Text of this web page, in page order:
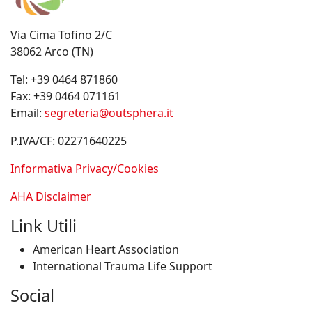
Via Cima Tofino 2/C
38062 Arco (TN)
Tel: +39 0464 871860
Fax: +39 0464 071161
Email: segreteria@outsphera.it
P.IVA/CF: 02271640225
Informativa Privacy/Cookies
AHA Disclaimer
Link Utili
American Heart Association
International Trauma Life Support
Social